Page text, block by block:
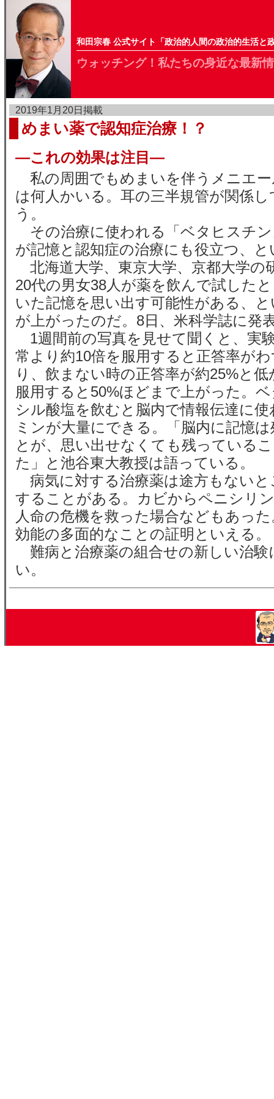
和田宗春 公式サイト「政治的人間の政治的生活と
ウォッチング！私たちの身近な最新
2019年1月20日掲載
めまい薬で認知症治療！？
—これの効果は注目—
私の周囲でもめまいを伴うメニエ
は何人かいる。耳の三半規管が関係
う。
その治療に使われる「ベタヒスチ
が記憶と認知症の治療にも役立つ、
北海道大学、東京大学、京都大学の
20代の男女38人が薬を飲んで試した
いた記憶を思い出す可能性がある、
が上がったのだ。8日、米科学誌に発
1週間前の写真を見せて聞くと、実
常より約10倍を服用すると正答率が
り、飲まない時の正答率が約25%と
服用すると50%ほどまで上がった。
シル酸塩を飲むと脳内で情報伝達に
ミンが大量にできる。「脳内に記憶
とが、思い出せなくても残っている
た」と池谷東大教授は語っている。
病気に対する治療薬は途方もないと
することがある。カビからペニシリ
人命の危機を救った場合などもあっ
効能の多面的なことの証明といえる。
難病と治療薬の組合せの新しい治験
い。